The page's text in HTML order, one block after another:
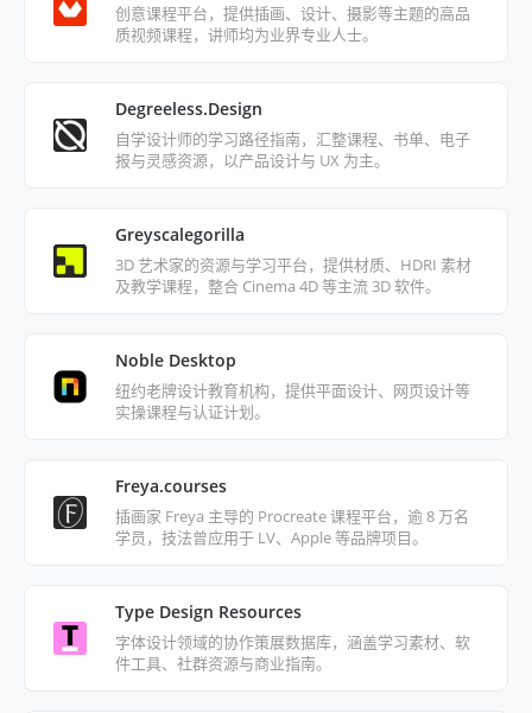
创意课程平台，提供插画、设计、摄影等主题的高品
质视频课程，讲师均为业界专业人士。
Degreeless.Design
自学设计师的学习路径指南，汇整课程、书单、电子
报与灵感资源，以产品设计与 UX 为主。
Greyscalegorilla
3D 艺术家的资源与学习平台，提供材质、HDRI 素材
及教学课程，整合 Cinema 4D 等主流 3D 软件。
Noble Desktop
纽约老牌设计教育机构，提供平面设计、网页设计等
实操课程与认证计划。
Freya.courses
插画家 Freya 主导的 Procreate 课程平台，逾 8 万名
学员，技法曾应用于 LV、Apple 等品牌项目。
Type Design Resources
字体设计领域的协作策展数据库，涵盖学习素材、软
件工具、社群资源与商业指南。